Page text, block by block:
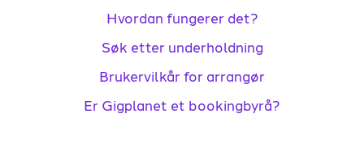
Hvordan fungerer det?
Søk etter underholdning
Brukervilkår for arrangør
Er Gigplanet et bookingbyrå?